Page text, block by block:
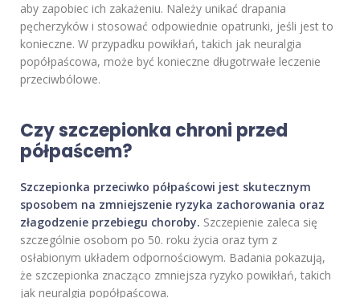
aby zapobiec ich zakażeniu. Należy unikać drapania
pęcherzyków i stosować odpowiednie opatrunki, jeśli jest to
konieczne. W przypadku powikłań, takich jak neuralgia
popółpaścowa, może być konieczne długotrwałe leczenie
przeciwbólowe.
Czy szczepionka chroni przed
półpaścem?
Szczepionka przeciwko półpaścowi jest skutecznym
sposobem na zmniejszenie ryzyka zachorowania oraz
złagodzenie przebiegu choroby. Szczepienie zaleca się
szczególnie osobom po 50. roku życia oraz tym z
osłabionym układem odpornościowym. Badania pokazują,
że szczepionka znacząco zmniejsza ryzyko powikłań, takich
jak neuralgia popółpaścowa.